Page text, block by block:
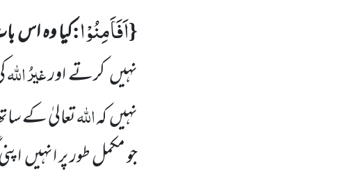
{اَفَاَمِنُوْا:کیا وہ
نہیں کرتے اورغیرُ اللّٰہ
نہیں کہاللّٰہتعالیٰ کے
جو مکمل طور پر انہیں